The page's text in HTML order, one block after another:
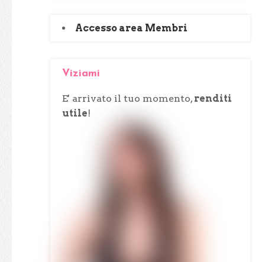
Accesso area Membri
Viziami
E' arrivato il tuo momento, renditi
utile!